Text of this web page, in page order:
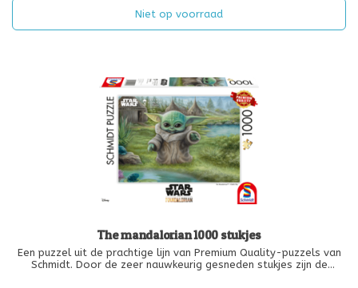
Niet op voorraad
The mandalorian 1000 stukjes
Een puzzel uit de prachtige lijn van Premium Quality-puzzels van
Schmidt. Door de zeer nauwkeurig gesneden stukjes zijn de